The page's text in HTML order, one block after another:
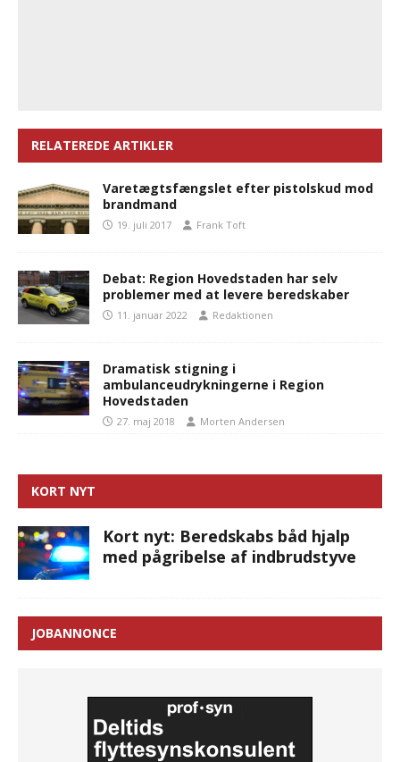
RELATEREDE ARTIKLER
Varetægtsfængslet efter pistolskud mod
brandmand
19. juli 2017 Frank Toft
Debat: Region Hovedstaden har selv
problemer med at levere beredskaber
11. januar 2022 Redaktionen
Dramatisk stigning i
ambulanceudrykningerne i Region
Hovedstaden
27. maj 2018 Morten Andersen
KORT NYT
Kort nyt: Beredskabs båd hjalp
med pågribelse af indbrudstyve
JOBANNONCE